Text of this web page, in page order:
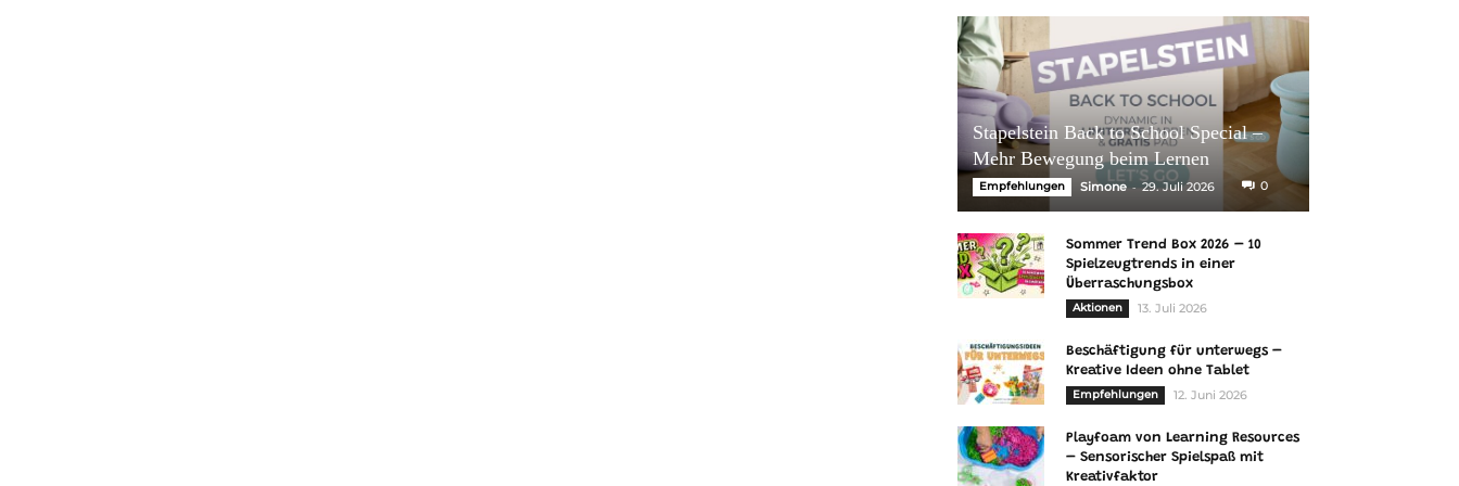
Stapelstein Back to School Special –
Mehr Bewegung beim Lernen
Empfehlungen Simone - 29. Juli 2026 0
Sommer Trend Box 2026 – 10
Spielzeugtrends in einer
Überraschungsbox
Aktionen
13. Juli 2026
Beschäftigung für unterwegs –
Kreative Ideen ohne Tablet
Empfehlungen
12. Juni 2026
Playfoam von Learning Resources
– Sensorischer Spielspaß mit
Kreativfaktor